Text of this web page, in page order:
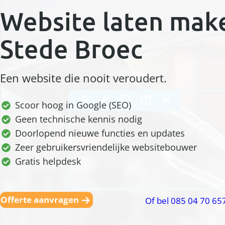
Website laten
Stede Broec
Een website die nooit veroudert.
Scoor hoog in Google (SEO)
Geen technische kennis nodig
Doorlopend nieuwe functies en updates
Zeer gebruikersvriendelijke websitebouwer
Gratis helpdesk
Offerte aanvragen Of bel 085 04 70